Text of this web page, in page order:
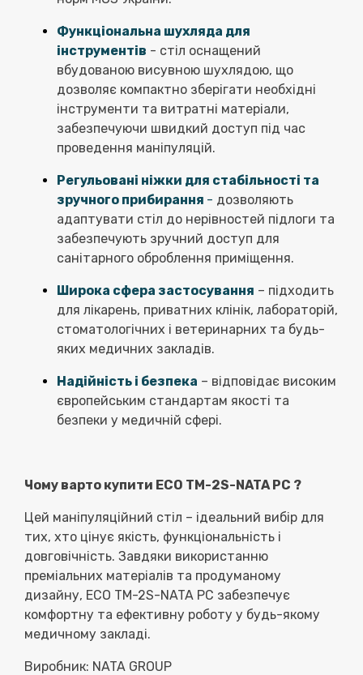
Функціональна шухляда для
інструментів - стіл оснащений
вбудованою висувною шухлядою, що
дозволяє компактно зберігати необхідні
інструменти та витратні матеріали,
забезпечуючи швидкий доступ під час
проведення маніпуляцій.
Регульовані ніжки для стабільності та
зручного прибирання - дозволяють
адаптувати стіл до нерівностей підлоги та
забезпечують зручний доступ для
санітарного оброблення приміщення.
Широка сфера застосування – підходить
для лікарень, приватних клінік, лабораторій,
стоматологічних і ветеринарних та будь-
яких медичних закладів.
Надійність і безпека – відповідає високим
європейським стандартам якості та
безпеки у медичній сфері.
Чому варто купити ECO TМ-2S-NATA РС ?
Цей маніпуляційний стіл – ідеальний вибір для
тих, хто цінує якість, функціональність і
довговічність. Завдяки використанню
преміальних матеріалів та продуманому
дизайну, ECO TМ-2S-NATA РС забезпечує
комфортну та ефективну роботу у будь-якому
медичному закладі.
Виробник: NATA GROUP